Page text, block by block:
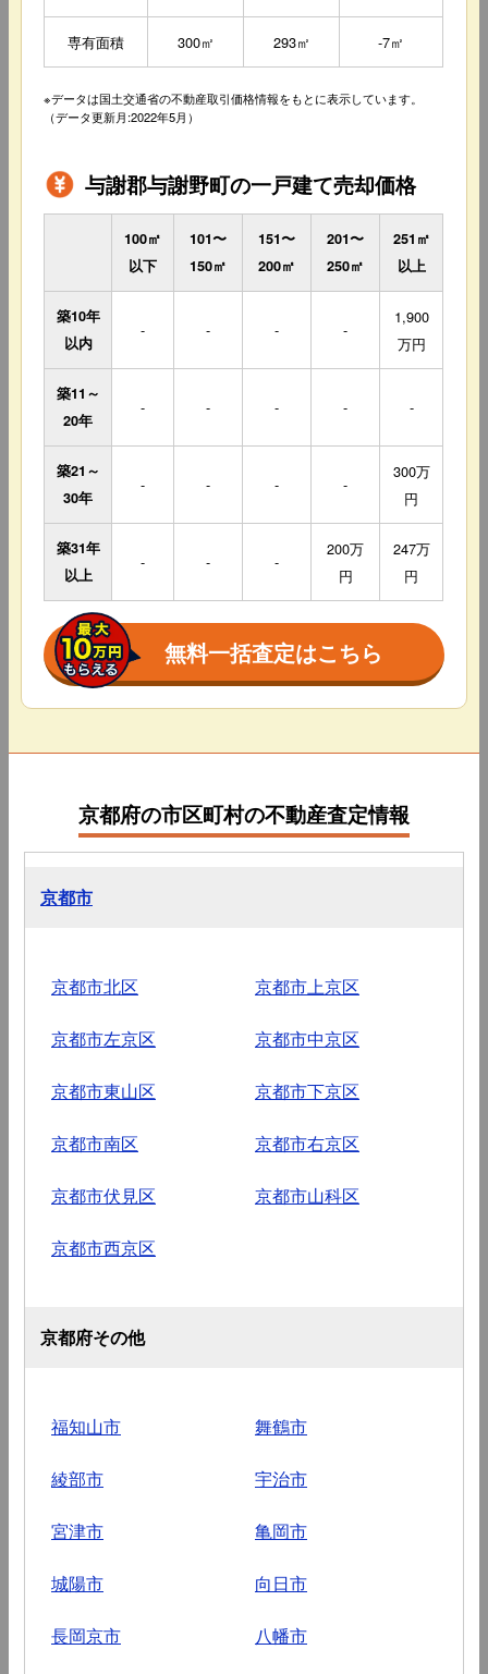
専有面積 300㎡ 293㎡ -7㎡
※データは国土交通省の不動産取引価格情報をもとに表示しています。
（データ更新月:2022年5月）
与謝郡与謝野町の一戸建て売却価格
100㎡
以下
101〜
150㎡
151〜
200㎡
201〜
250㎡
251㎡
以上
築10年
以内
- - - -
1,900
万円
築11～
20年
- - - - -
築21～
30年
- - - -
300万
円
築31年
以上
- - -
200万
円
247万
円
無料一括査定はこちら
京都府の市区町村の不動産査定情報
京都市
京都市北区 京都市上京区
京都市左京区 京都市中京区
京都市東山区 京都市下京区
京都市南区 京都市右京区
京都市伏見区 京都市山科区
京都市西京区
京都府その他
福知山市 舞鶴市
綾部市 宇治市
宮津市 亀岡市
城陽市 向日市
長岡京市 八幡市